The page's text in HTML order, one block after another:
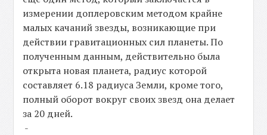
измерении доплеровским методом крайне
малых качаний звезды, возникающие при
действии гравитационных сил планеты. По
полученным данным, действительно была
открыта новая планета, радиус которой
составляет 6.18 радиуса Земли, кроме того,
полный оборот вокруг своих звезд она делает
за 20 дней.
-